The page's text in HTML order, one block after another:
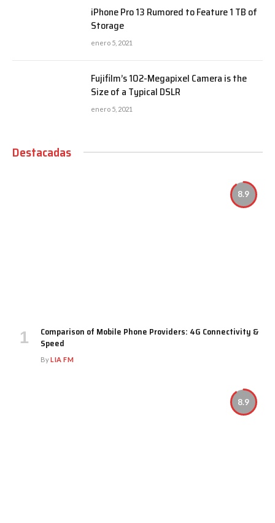
iPhone Pro 13 Rumored to Feature 1 TB of
Storage
enero 5, 2021
Fujifilm’s 102-Megapixel Camera is the
Size of a Typical DSLR
enero 5, 2021
Destacadas
8.9
Comparison of Mobile Phone Providers: 4G Connectivity &
Speed
ByLIA FM
8.9